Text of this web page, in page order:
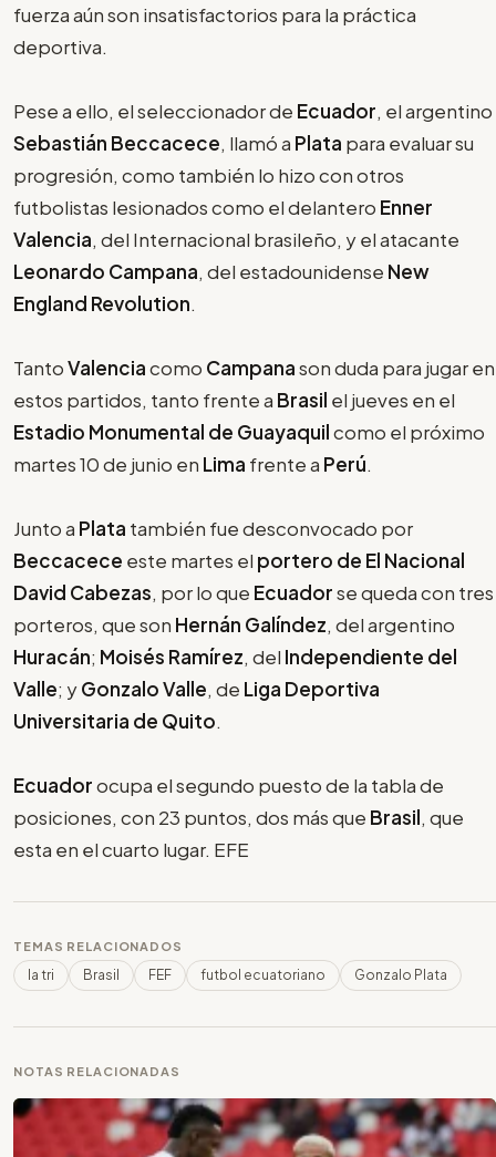
fuerza aún son insatisfactorios para la práctica
deportiva.
Pese a ello, el seleccionador de Ecuador, el argentino
Sebastián Beccacece, llamó a Plata para evaluar su
progresión, como también lo hizo con otros
futbolistas lesionados como el delantero Enner
Valencia, del Internacional brasileño, y el atacante
Leonardo Campana, del estadounidense New
England Revolution.
TantoValenciacomo Campanason duda para jugar en
estos partidos, tanto frente a Brasil el jueves en el
Estadio Monumental de Guayaquilcomo el próximo
martes 10 de junio en Lima frente a Perú.
Junto a Plata también fue desconvocado por
Beccacece este martes el portero de El Nacional
David Cabezas, por lo que Ecuadorse queda con tres
porteros, que son Hernán Galíndez, del argentino
Huracán; Moisés Ramírez, del Independiente del
Valle; yGonzalo Valle, de Liga Deportiva
Universitaria de Quito.
Ecuadorocupa el segundo puesto de la tabla de
posiciones, con 23 puntos, dos más que Brasil, que
esta en el cuarto lugar. EFE
TEMAS RELACIONADOS
la tri Brasil FEF futbol ecuatoriano Gonzalo Plata
NOTAS RELACIONADAS